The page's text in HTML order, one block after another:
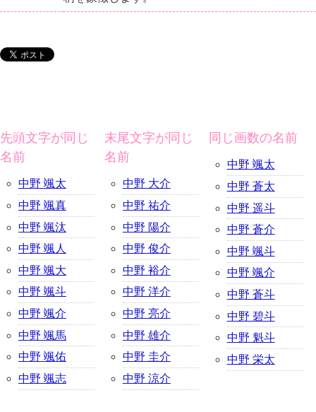
先頭文字が同じ
名前
中野 颯太
中野 颯真
中野 颯汰
中野 颯人
中野 颯大
中野 颯斗
中野 颯介
中野 颯馬
中野 颯佑
中野 颯志
末尾文字が同じ
名前
中野 大介
中野 祐介
中野 陽介
中野 俊介
中野 裕介
中野 洋介
中野 亮介
中野 雄介
中野 圭介
中野 涼介
同じ画数の名前
中野 颯太
中野 蒼太
中野 遥斗
中野 蒼介
中野 颯斗
中野 颯介
中野 蒼斗
中野 碧斗
中野 魁斗
中野 栄太